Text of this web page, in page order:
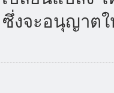
งจะอนุญาต